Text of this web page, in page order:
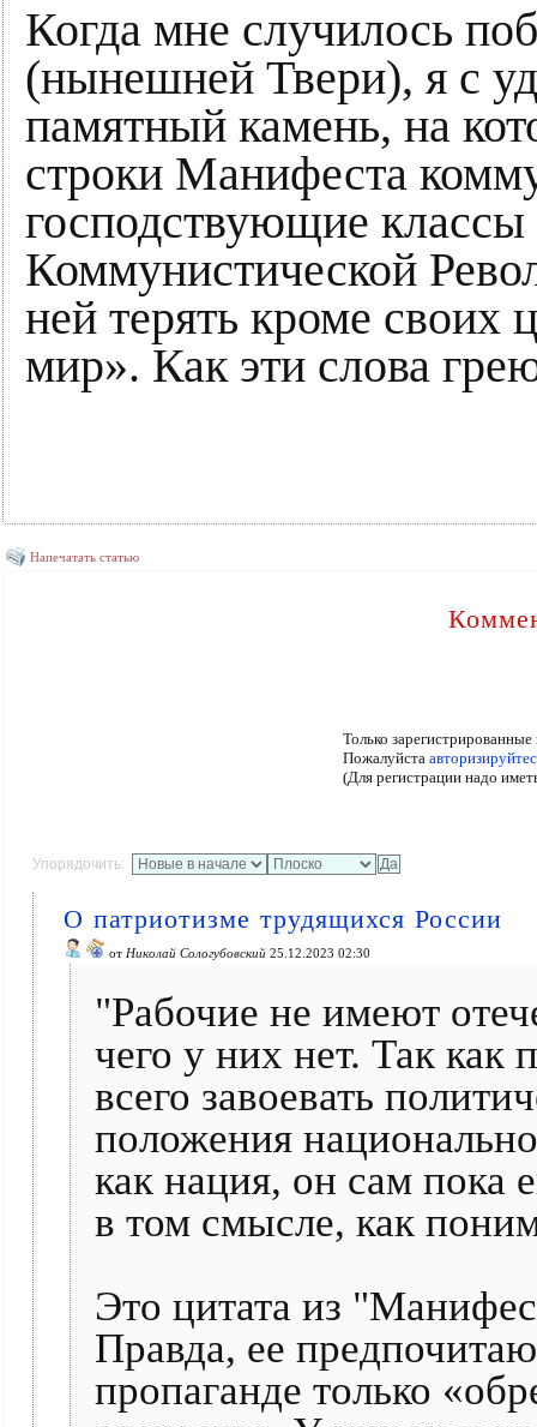
Когда мне случилось
(нынешней Твери), я с
памятный камень, на
строки Манифеста
господствующие классы
Коммунистической
ней терять кроме своих
мир». Как эти слова
Напечатать статью
Только
Пожалуйста
(Для регистрации надо
Упорядочить:
О патриотизме трудящихся России
от Николай Сологубовский 25.12.2023 02:30
"Рабочие не имеют
чего у них нет. Так как
всего завоевать
положения
как нация, он сам пока
в том смысле, как
Это цитата из
Правда, ее
пропаганде только